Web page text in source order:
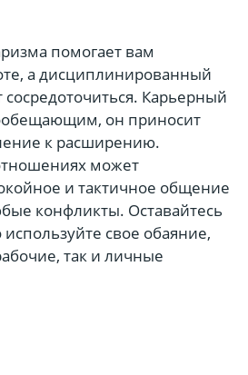
помогает вам
а дисциплинированный
сосредоточиться. Карьерный
он приносит
к расширению.
может
и тактичное общение
конфликты. Оставайтесь
свое обаяние,
так и личные